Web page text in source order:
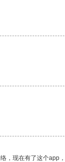
，现在有了这个app，